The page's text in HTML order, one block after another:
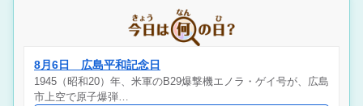
8月6日 広島平和記念日
1945（昭和20）年、米軍のB29爆撃機エノラ・ゲイ号が、広島
市上空で原子爆弾…